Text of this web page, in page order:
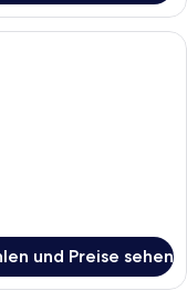
mit zwei Betten,
und Preise sehen